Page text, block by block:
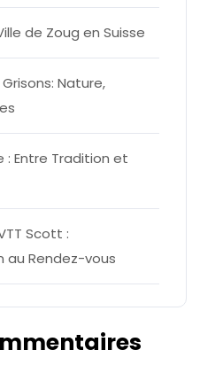
de Zoug en Suisse
Nature,
: Entre Tradition et
Scott :
au Rendez-vous